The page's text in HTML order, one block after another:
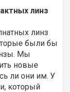
линз
линз
были бы
Мы
новые
ли они им. У
который